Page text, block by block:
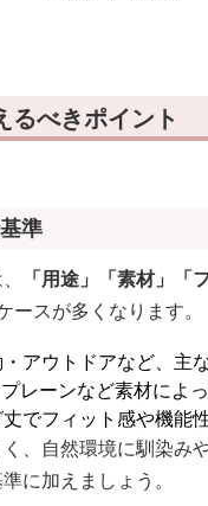
るべきポイント
準
「用途」「素材」「
スが多くなります。
アウトドアなど、主
レーンなど素材によ
でフィット感や機能
、自然環境に馴染み
に加えましょう。